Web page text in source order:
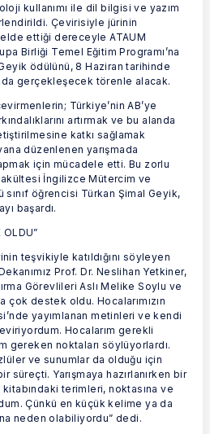
kullanımı ile dil bilgisi ve yazım
Çevirisiyle jürinin
ettiği dereceyle ATAUM
Birliği Temel Eğitim Programı’na
ödülünü, 8 Haziran tarihinde
gerçekleşecek törenle alacak.
Türkiye’nin AB’ye
artırmak ve bu alanda
katkı sağlamak
düzenlenen yarışmada
için mücadele etti. Bu zorlu
İngilizce Mütercim ve
sınıf öğrencisi Türkan Şimal Geyik,
başardı.
OLDU”
teşvikiyle katıldığını söyleyen
Prof. Dr. Neslihan Yetkiner,
Görevlileri Aslı Melike Soylu ve
çok destek oldu. Hocalarımızın
yayımlanan metinleri ve kendi
Hocalarım gerekli
gereken noktaları söylüyorlardı.
ve sunumlar da olduğu için
süreçti. Yarışmaya hazırlanırken bir
terimleri, noktasına ve
Çünkü en küçük kelime ya da
neden olabiliyordu” dedi.